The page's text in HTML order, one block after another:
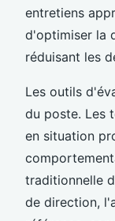
entretiens
d'optimiser la
réduisant les
Les outils
du poste. Les
en situation
traditionnelle
de direction,